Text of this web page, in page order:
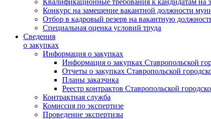
Квалификационные требования к кандидатам на
Конкурс на замещение вакантной должности
Отбор в кадровый резерв на вакантную
Специальная оценка условий труда
Сведения
о закупках
Информация о закупках
Информация о закупках Ставропольской
Отчеты о закупках Ставропольской
Планы заказчика
Реестр контрактов Ставропольской
Контрактная служба
Комиссия по экспертизе
Проведение экспертизы